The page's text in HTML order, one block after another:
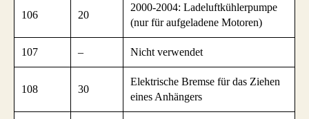
106 20
2000-2004: Ladeluftkühlerpumpe
(nur für aufgeladene Motoren)
107 – Nicht verwendet
108 30
Elektrische Bremse für das Ziehen
eines Anhängers